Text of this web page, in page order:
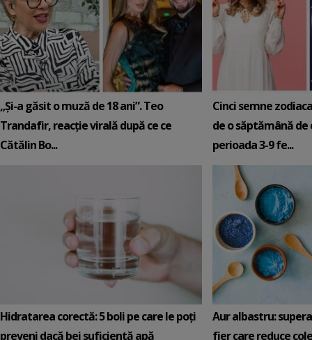
„Și-a găsit o muză de 18 ani”. Teo
Trandafir, reacție virală după ce ce
Cătălin Bo...
Cinci semne
de o săptămână de
perioada 3-9 fe...
Hidratarea corectă: 5 boli pe care le poți
preveni dacă bei suficientă apă
Aur albastru:
fier care reduce